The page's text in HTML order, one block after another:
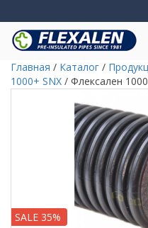
Главная / Каталог /
1000+ SNX / Флексален
SALE 35%